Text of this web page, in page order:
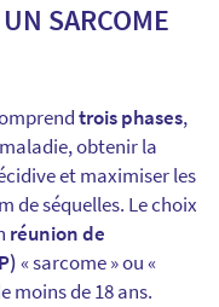
SARCOME
trois phases,
obtenir la
et maximiser les
de séquelles. Le choix
réunion de
« sarcome » ou «
moins de 18 ans.